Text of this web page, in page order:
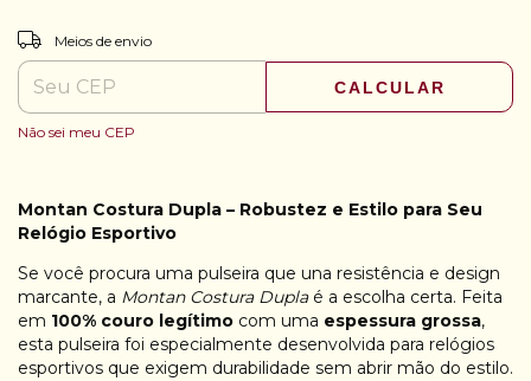
Entregas para o CEP:
Meios de envio
CALCULAR
Não sei meu CEP
Montan Costura Dupla – Robustez e Estilo para Seu
Relógio Esportivo
Se você procura uma pulseira que una resistência e design
marcante, a Montan Costura Duplaé a escolha certa. Feita
em 100% couro legítimo com uma espessura grossa,
esta pulseira foi especialmente desenvolvida para relógios
esportivos que exigem durabilidade sem abrir mão do estilo.